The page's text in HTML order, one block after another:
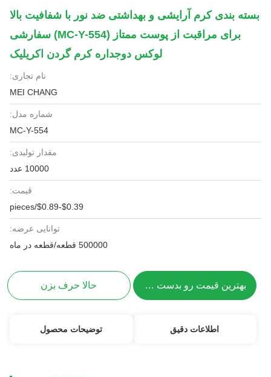
بسته بندی کرم آرایشی و بهداشتی ضد نور با شفافیت بالا
برای مراقبت از پوست ممتاز (MC-Y-554) سفارشی
لوکس دوجداره کرم گردن اکریلیک
نام تجاری:
MEI CHANG
شماره مدل:
MC-Y-554
مقدار تولیدی:
10000 عدد
قیمت:
$0.39-$0.89/pieces
توانایی عرضه:
500000 قطعه/قطعه در ماه
بهترین قیمت رو بدست بیار حالا حرف بزن
اطلاعات دقیق توضیحات محصول